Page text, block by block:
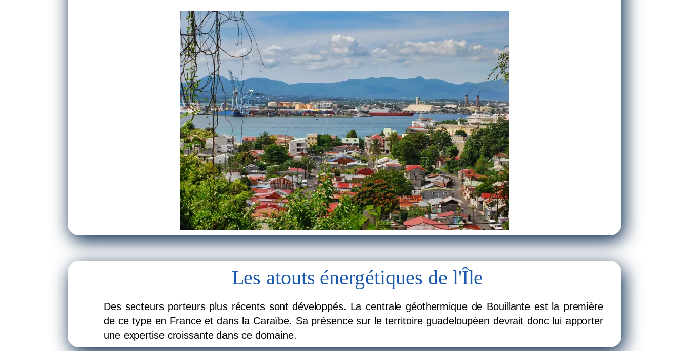
Les atouts énergétiques de l'Île
Des secteurs porteurs plus récents sont développés. La centrale géothermique de Bouillante est la première
de ce type en France et dans la Caraïbe. Sa présence sur le territoire guadeloupéen devrait donc lui apporter
une expertise croissante dans ce domaine.